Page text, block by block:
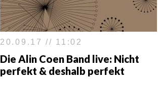
20.09.17 // 11:02
Die Alin Coen Band live: Nicht
perfekt & deshalb perfekt